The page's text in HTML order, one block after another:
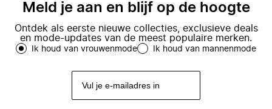
Meld je aan en blijf op de hoogte
Ontdek als eerste nieuwe collecties, exclusieve deals
en mode-updates van de meest populaire merken.
Ik houd van vrouwenmode Ik houd van mannenmode